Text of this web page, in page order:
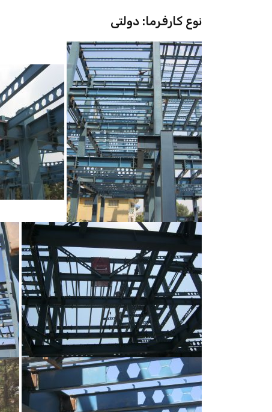
نوع کارفرما: دولتی